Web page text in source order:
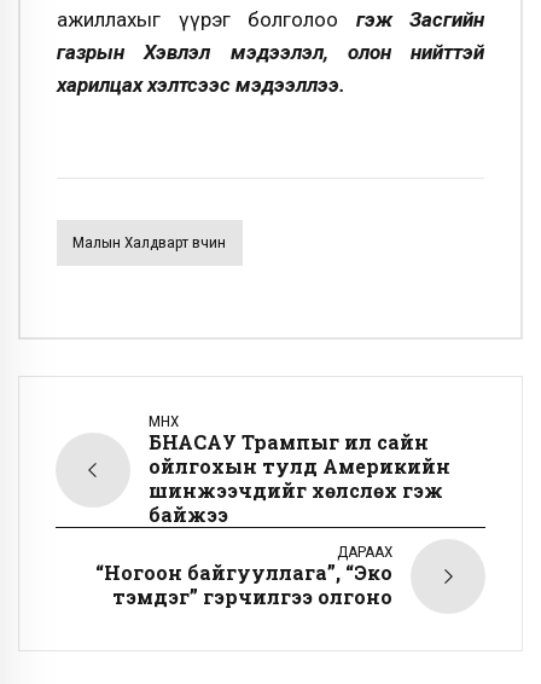
ажиллахыг үүрэг болголоо гэж
Засгийн
газрын Хэвлэл мэдээлэл, олон нийттэй
харилцах хэлтсээс мэдээллээ.
Малын Халдварт Өвчин
ӨМНӨХ
БНАСАУ Трампыг илүү сайн
ойлгохын тулд Америкийн
шинжээчдийг хөлслөх гэж
байжээ
ДАРААХ
“Ногоон байгууллага”, “Эко
тэмдэг” гэрчилгээ олгоно